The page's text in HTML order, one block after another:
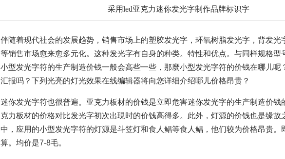
采用led亚克力迷你发光字制作品牌标识字
伴随着现代社会的发展趋势，销售市场上的塑胶发光字，环氧树脂发光字，背发光
等销售市场愈来愈多元化。这种发光字有自身的种类。特性和优点。与同样规格型
小型发光字符的生产制造价钱一般会高些一些，那麼小型发光字符的价钱在哪儿呢
汇报吗？下列光亮的灯光效果在线编辑器将向您详细介绍哪儿价格昂贵？
迷你发光字符也很普遍。亚克力板材的价钱是立即危害迷你发光字的生产制造价钱
克力板材的价格对比发光字初次出現时的价钱高得多。此外，灯源的价钱也是缘故
中，应用的小型发光字符的灯源是斗笠灯和食人鲳等食人鲳，他们较为价格昂贵。
算。均价是7-8毛。